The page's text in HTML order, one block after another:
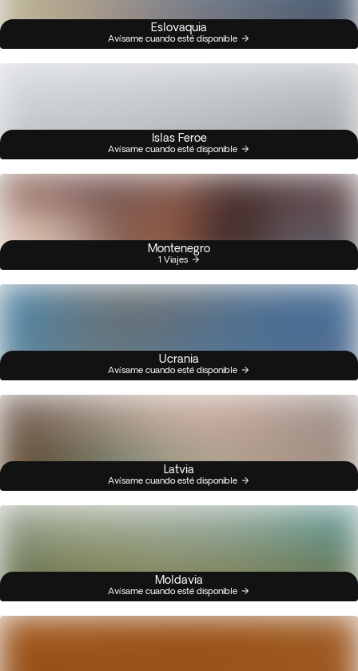
Eslovaquia
Avísame cuando esté disponible
Islas Feroe
Avísame cuando esté disponible
Montenegro
1 Viajes
Ucrania
Avísame cuando esté disponible
Latvia
Avísame cuando esté disponible
Moldavia
Avísame cuando esté disponible